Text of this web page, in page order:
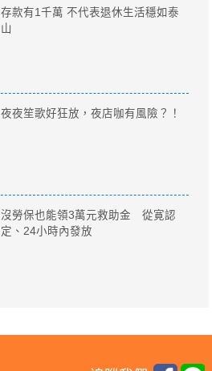
存款有1千萬 不代表退休生活穩如泰
山
夜夜笙歌好狂放，夜店咖有風險？！
沒勞保也能領3萬元救助金 從寛認
定、24小時內發放